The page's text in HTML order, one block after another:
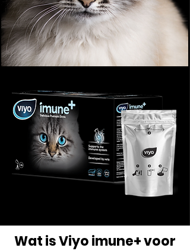
Wat is Viyo imune+ voor